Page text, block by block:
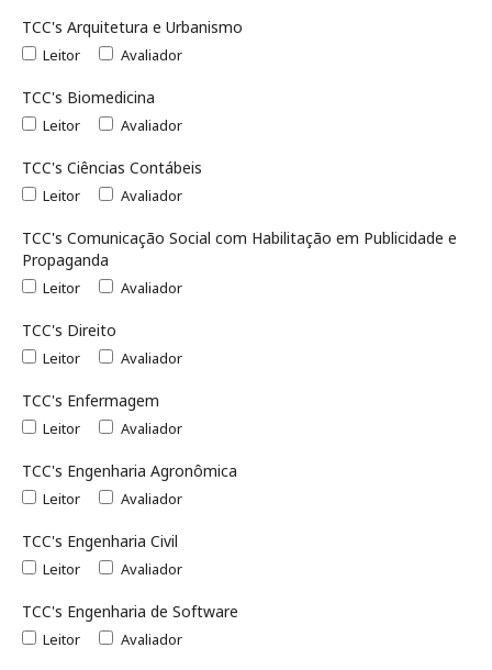
TCC's Arquitetura e Urbanismo
Leitor Avaliador
TCC's Biomedicina
Leitor Avaliador
TCC's Ciências Contábeis
Leitor Avaliador
TCC's Comunicação Social com Habilitação em Publicidade e
Propaganda
Leitor Avaliador
TCC's Direito
Leitor Avaliador
TCC's Enfermagem
Leitor Avaliador
TCC's Engenharia Agronômica
Leitor Avaliador
TCC's Engenharia Civil
Leitor Avaliador
TCC's Engenharia de Software
Leitor Avaliador